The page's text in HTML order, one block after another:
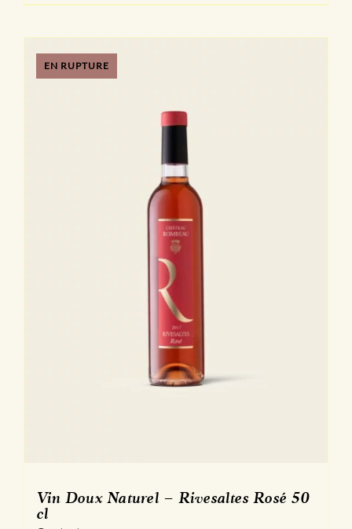
EN RUPTURE
Vin Doux Naturel – Rivesaltes Rosé 50
cl